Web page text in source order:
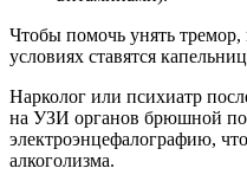
Чтобы помочь унять
условиях ставятся
Нарколог или психиатр
на УЗИ органов брюшной
электроэнцефалографию,
алкоголизма.